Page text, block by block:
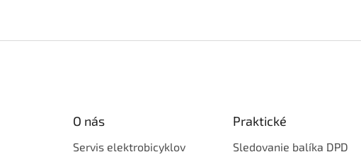
O nás
Servis elektrobicyklov
Praktické
Sledovanie balíka DPD